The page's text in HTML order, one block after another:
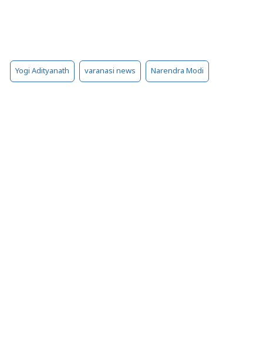
Yogi Adityanath varanasi news Narendra Modi